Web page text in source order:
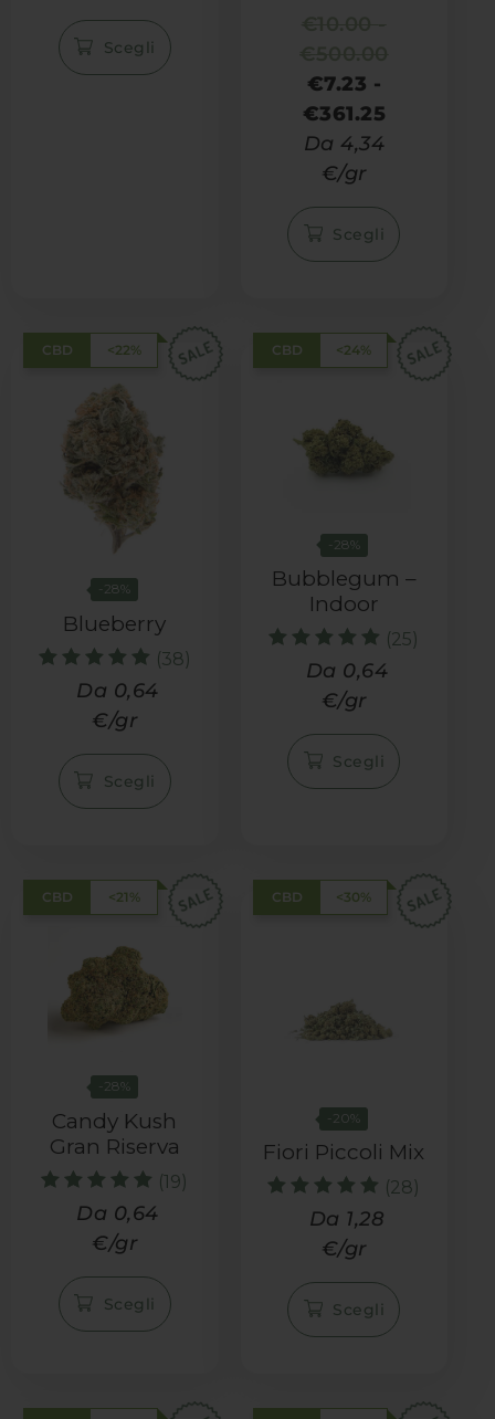
Scegli
€7.23 -
€361.25
Da 4,34
€/gr
Scegli
CBD <22%
-28%
Blueberry
Valutato
5.37
su 5
(38)
Da 0,64
€/gr
Scegli
CBD <24%
-28%
Bubblegum –
Indoor
Valutato
5.32
su 5
(25)
Da 0,64
€/gr
Scegli
CBD <21%
-28%
Candy Kush
Gran Riserva
Valutato
4.95
su 5
(19)
Da 0,64
€/gr
Scegli
CBD <30%
-20%
Fiori Piccoli Mix
Valutato
5.33
su 5
(28)
Da 1,28
€/gr
Scegli